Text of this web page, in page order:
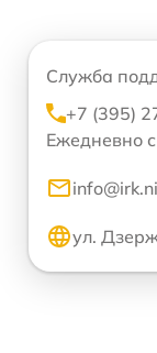
Служба
+7 (395)
Ежедневно
ул.